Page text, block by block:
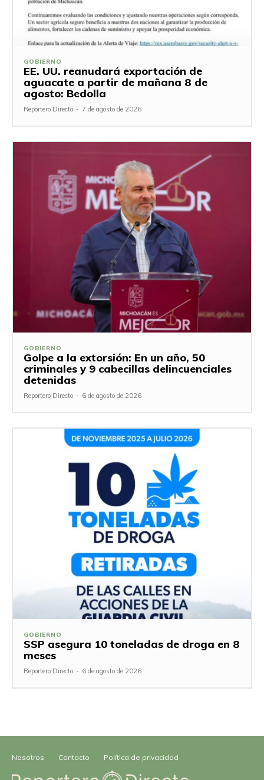
GOBIERNO
EE. UU. reanudará exportación de
aguacate a partir de mañana 8 de
agosto: Bedolla
Reportero Directo - 7 de agosto de 2026
GOBIERNO
Golpe a la extorsión: En un año, 50
criminales y 9 cabecillas delincuenciales
detenidas
Reportero Directo - 6 de agosto de 2026
GOBIERNO
SSP asegura 10 toneladas de droga en 8
meses
Reportero Directo - 6 de agosto de 2026
Nosotros Contacto Política de privacidad